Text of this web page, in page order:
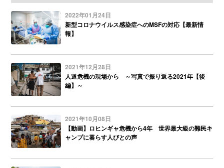
2022年01月24日
新型コロナウイルス感染症へのMSFの対応【最新情
報】
2021年12月28日
人道危機の現場から ～写真で振り返る2021年【後
編】～
2021年10月08日
【動画】ロヒンギャ危機から4年 世界最大級の難民キ
ャンプに暮らす人びとの声